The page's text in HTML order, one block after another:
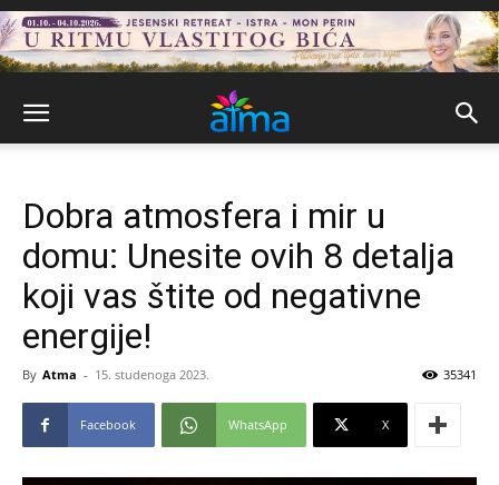
Dobra atmosfera i mir u
domu: Unesite ovih 8 detalja
koji vas štite od negativne
energije!
By Atma - 15. studenoga 2023. 35341
Facebook WhatsApp X